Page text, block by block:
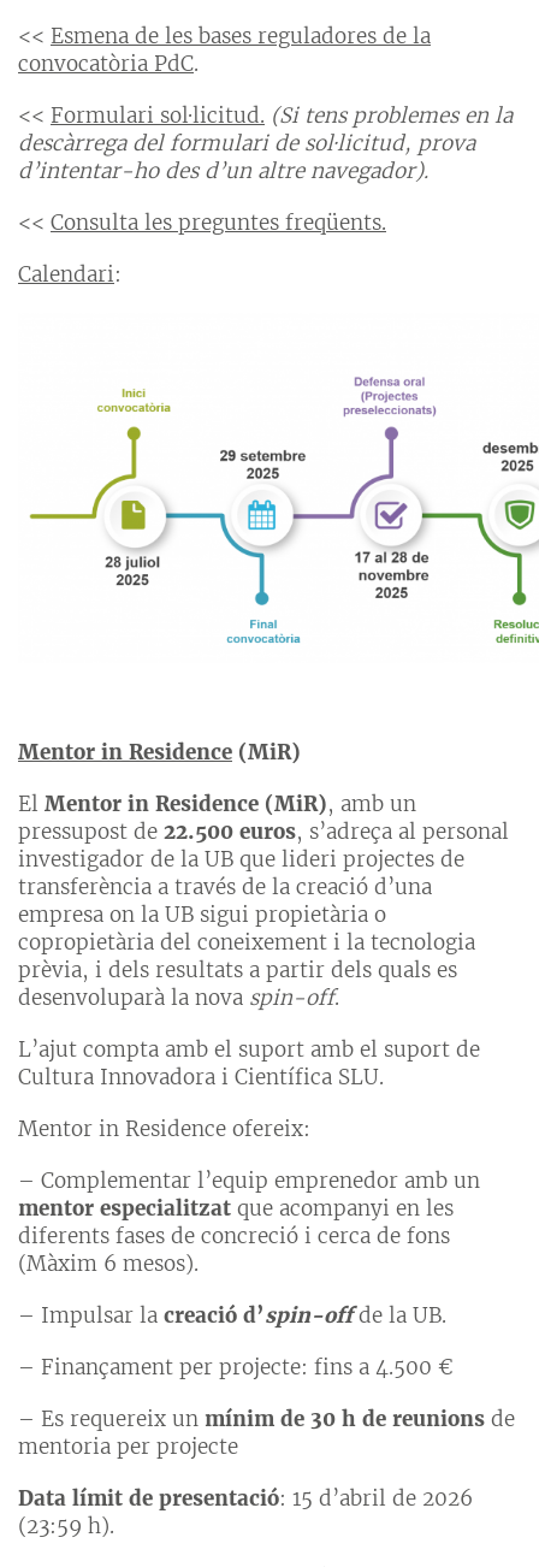
<< Esmena de les bases reguladores de la
convocatòria PdC.
<< Formulari sol·licitud. (Si tens problemes en la
descàrrega del formulari de sol·licitud, prova
d’intentar-ho des d’un altre navegador).
<< Consulta les preguntes freqüents.
Calendari:
Mentor in Residence (MiR)
El Mentor in Residence (MiR), amb un
pressupost de 22.500 euros, s’adreça al personal
investigador de la UB que lideri projectes de
transferència a través de la creació d’una
empresa on la UB sigui propietària o
copropietària del coneixement i la tecnologia
prèvia, i dels resultats a partir dels quals es
desenvoluparà la nova spin-off.
L’ajut compta amb el suport amb el suport de
Cultura Innovadora i Científica SLU.
Mentor in Residence ofereix:
– Complementar l’equip emprenedor amb un
mentor especialitzat que acompanyi en les
diferents fases de concreció i cerca de fons
(Màxim 6 mesos).
– Impulsar la creació d’spin-offde la UB.
– Finançament per projecte: fins a 4.500 €
– Es requereix un mínim de 30 h de reunions de
mentoria per projecte
Data límit de presentació: 15 d’abril de 2026
(23:59 h).